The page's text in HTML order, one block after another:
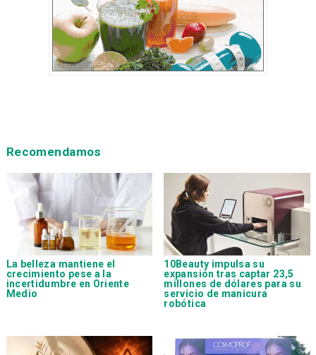
Recomendamos
La belleza mantiene el
crecimiento pese a la
incertidumbre en Oriente
Medio
10Beauty impulsa su
expansión tras captar 23,5
millones de dólares para su
servicio de manicura
robótica